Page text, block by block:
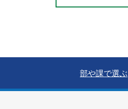
部や課で選ぶ